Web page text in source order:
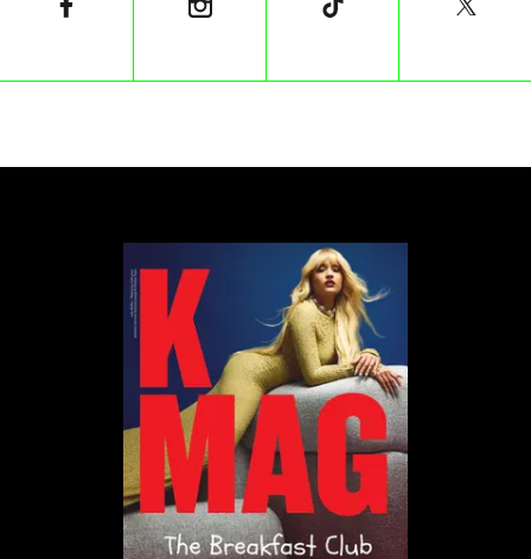
serial dramatyczny, a Narges Rashidi zdobyła
portret Nazanin Zaghari-Ratcliffe w „Prisoner 951” i
Wieczór dostarczył też momentu kontrowersji:
który BBC najpierw zdjęło z anteny ze względów
redakcyjnych, a następnie wyemitował Channel 4,
zdobyli nagrodę w kategorii current affairs i
wykorzystali przemówienie, by skrytykować BBC.
Pozostali nagrodzeni:
Najlepszy serial dramatyczny: „Code of Silence”
Najlepszy serial limitowany: „Dojrzewanie”
Najlepszy serial międzynarodowy: „Studio”